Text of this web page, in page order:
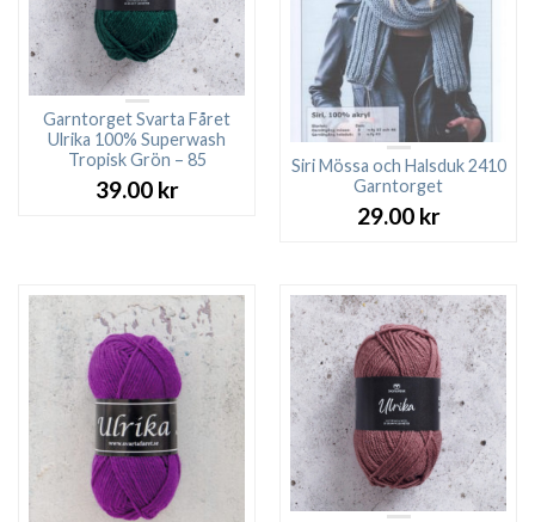
Garntorget Svarta Fåret
Ulrika 100% Superwash
Tropisk Grön – 85
39.00 kr
Siri Mössa och Halsduk 2410
Garntorget
29.00 kr